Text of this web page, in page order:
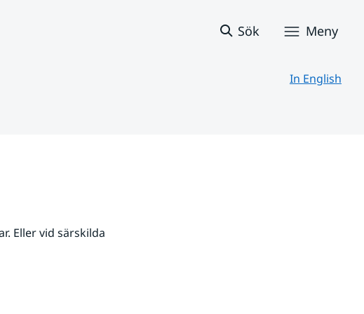
Sök Meny
In English
Eller vid särskilda